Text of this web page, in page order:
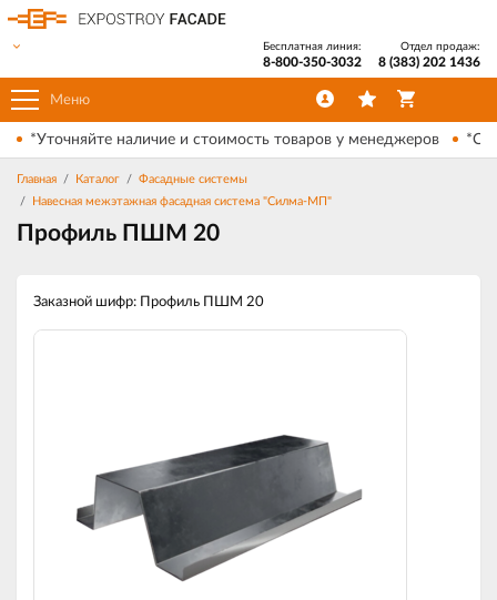
Меню
Бесплатная линия:
8-800-350-3032
Отдел продаж:
8 (383) 202 1436
*Уточняйте наличие и стоимость товаров у менеджеров
Главная Каталог
Фасадные системы
Навесная межэтажная фасадная система "Силма-МП"
Профиль ПШМ 20
Заказной шифр: Профиль ПШМ 20